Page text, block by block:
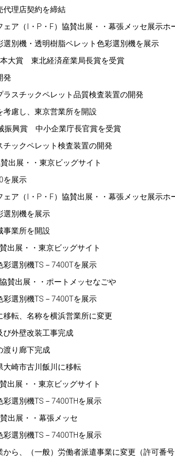
代理店契約を締結
ェア（I・P・F）協賛出展・・幕張メッセ展示ホ
選別機・透明樹脂ペレット色彩選別機を展示
大賞 東北経済産業局長賞を受賞
発
ラスチックペレット品質検査装置の開発
考慮し、東京営業所を開設
興賞 中小企業庁長官賞を受賞
チックペレット検査装置の開発
出展・・東京ビッグサイト
を展示
ェア（I・P・F）協賛出展・・幕張メッセ展示ホ
選別機を展示
事業所を開設
出展・・東京ビッグサイト
選別機TS－7400Tを展示
賛出展・・ポートメッセなごや
選別機TS－7400Tを展示
移転、名称を横浜営業所に変更
び外壁改装工事完成
渡り廊下完成
大崎市古川飯川に移転
出展・・東京ビッグサイト
選別機TS－7400THを展示
出展・・幕張メッセ
選別機TS－7400THを展示
ら、（一般）労働者派遣事業に変更（許可番号